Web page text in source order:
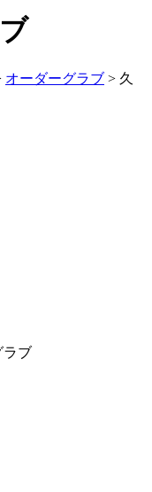
オーダーグラブ > 久
ラブ